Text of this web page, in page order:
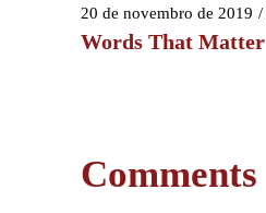
20 de novembro de 2019
Words That Matter
Comments